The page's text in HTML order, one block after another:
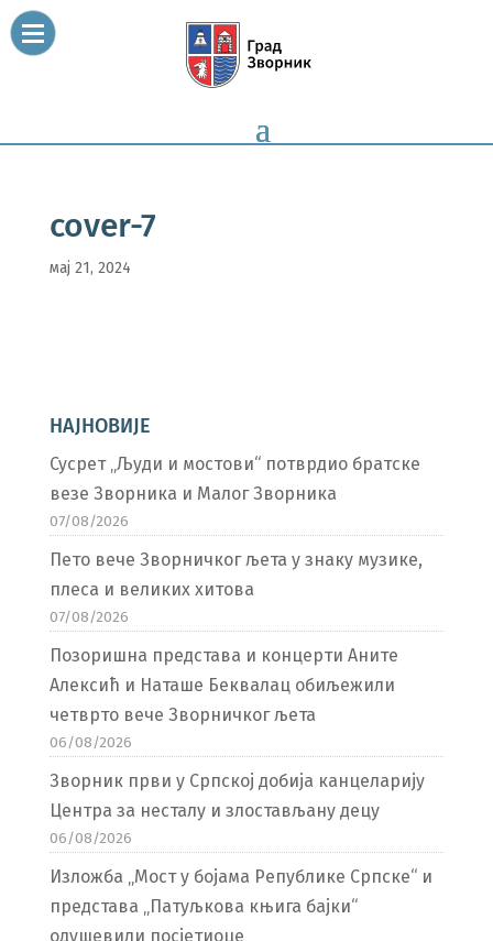
cover-7
мај 21, 2024
НАЈНОВИЈЕ
Сусрет „Људи и мостови“ потврдио братске
везе Зворника и Малог Зворника
07/08/2026
Пето вече Зворничког љета у знаку музике,
плеса и великих хитова
07/08/2026
Позоришна представа и концерти Аните
Алексић и Наташе Беквалац обиљежили
четврто вече Зворничког љета
06/08/2026
Зворник први у Српској добија канцеларију
Центра за несталу и злостављану децу
06/08/2026
Изложба „Мост у бојама Републике Српске“ и
представа „Патуљкова књига бајки“
одушевили посјетиоце